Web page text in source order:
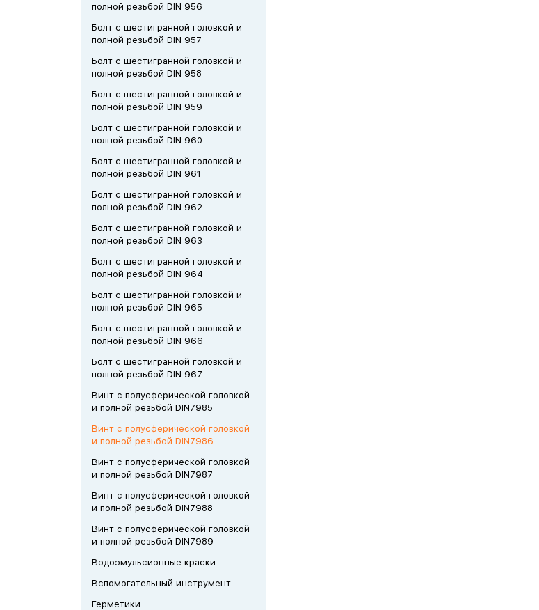
полной резьбой DIN 956
Болт с шестигранной головкой и
полной резьбой DIN 957
Болт с шестигранной головкой и
полной резьбой DIN 958
Болт с шестигранной головкой и
полной резьбой DIN 959
Болт с шестигранной головкой и
полной резьбой DIN 960
Болт с шестигранной головкой и
полной резьбой DIN 961
Болт с шестигранной головкой и
полной резьбой DIN 962
Болт с шестигранной головкой и
полной резьбой DIN 963
Болт с шестигранной головкой и
полной резьбой DIN 964
Болт с шестигранной головкой и
полной резьбой DIN 965
Болт с шестигранной головкой и
полной резьбой DIN 966
Болт с шестигранной головкой и
полной резьбой DIN 967
Винт с полусферической головкой
и полной резьбой DIN7985
Винт с полусферической головкой
и полной резьбой DIN7986
Винт с полусферической головкой
и полной резьбой DIN7987
Винт с полусферической головкой
и полной резьбой DIN7988
Винт с полусферической головкой
и полной резьбой DIN7989
Водоэмульсионные краски
Вспомогательный инструмент
Герметики